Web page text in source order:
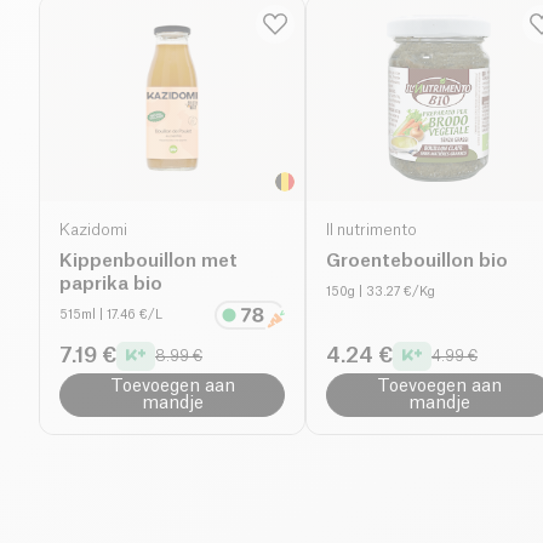
Kazidomi
Kippenbouillon met
paprika bio
515ml | 17.46 €/L
7.19 € 8.99 €
Toevoegen aan
mandje
Il nutrimento
Groentebouillon bio
150g | 33.27 €/Kg
4.24 € 4.99 €
Toevoegen aan
mandje